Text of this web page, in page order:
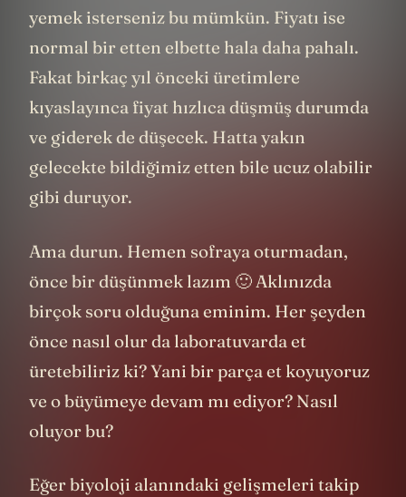
yemek isterseniz bu mümkün. Fiyatı ise
normal bir etten elbette hala daha pahalı.
Fakat birkaç yıl önceki üretimlere
kıyaslayınca fiyat hızlıca düşmüş durumda
ve giderek de düşecek. Hatta yakın
gelecekte bildiğimiz etten bile ucuz olabilir
gibi duruyor.
Ama durun. Hemen sofraya oturmadan,
önce bir düşünmek lazım 🙂 Aklınızda
birçok soru olduğuna eminim. Her şeyden
önce nasıl olur da laboratuvarda et
üretebiliriz ki? Yani bir parça et koyuyoruz
ve o büyümeye devam mı ediyor? Nasıl
oluyor bu?
Eğer biyoloji alanındaki gelişmeleri takip